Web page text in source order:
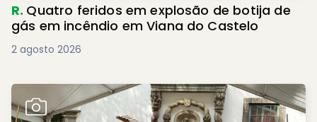
R. Quatro feridos em explosão de botija de
gás em incêndio em Viana do Castelo
2 agosto 2026